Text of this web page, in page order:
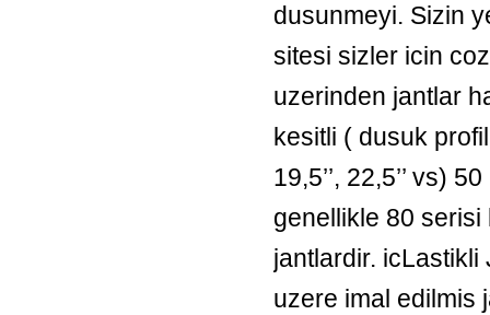
dusunmeyi. Sizin
sitesi sizler icin
uzerinden jantlar
kesitli ( dusuk
19,5’’, 22,5’’ vs)
genellikle 80 serisi
jantlardir. icLastikli
uzere imal edilmis